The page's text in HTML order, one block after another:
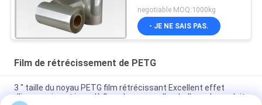
le label rétrécissable de
douille
negotiable MOQ:1000kg
- JE NE SAIS PAS.
Film de rétrécissement de PETG
3 " taille du noyau PETG film rétrécissant Excellent effet
d'impression et jusqu'à 9 couleurs pour l'emballage du produit